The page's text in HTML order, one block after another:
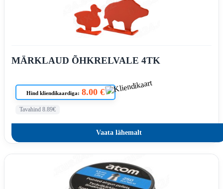
MÄRKLAUD ÕHKRELVALE 4TK
Hind kliendikaardiga: 8.00 €
Tavahind 8.89€
Vaata lähemalt